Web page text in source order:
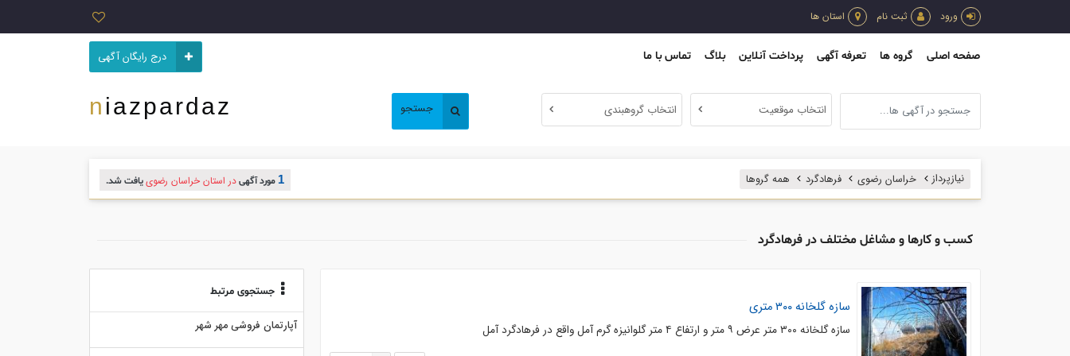
ورود ثبت نام استان ها
درج رایگان آگهی صفحه اصلی گروه ها تعرفه آگهی پرداخت آنلاین بلاگ تماس با ما
انتخاب موقعیت انتخاب گروهبندی جستجو niazpardaz
نیازپرداز خراسان رضوی فرهادگرد همه گروها 1 مورد آگهیدر استان خراسان رضوییافت شد.
کسب و کارها و مشاغل مختلف در فرهادگرد
سازه گلخانه ۳۰۰ متری
سازه گلخانه ۳۰۰ متر عرض ۹ متر و ارتفاع ۴ متر گلوانیزه گرم آمل واقع در فرهادگرد آمل
جستجوی مرتبط
آپارتمان فروشی مهر شهر